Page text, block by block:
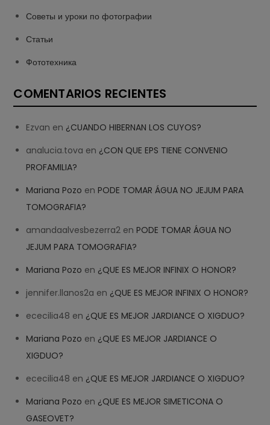
Советы и уроки по фотографии
Статьи
Фототехника
COMENTARIOS RECIENTES
Ezvan en ¿CUANDO HIBERNAN LOS CUYOS?
analucia.tova en ¿CON QUE EPS TIENE CONVENIO
PROFAMILIA?
Mariana Pozo enPODE TOMAR ÁGUA NO JEJUM PARA
TOMOGRAFIA?
amandaalvesbezerra2 enPODE TOMAR ÁGUA NO
JEJUM PARA TOMOGRAFIA?
Mariana Pozo en ¿QUE ES MEJOR INFINIX O HONOR?
jennifer.llanos2a en ¿QUE ES MEJOR INFINIX O HONOR?
ececilia48 en ¿QUE ES MEJOR JARDIANCE O XIGDUO?
Mariana Pozo en ¿QUE ES MEJOR JARDIANCE O
XIGDUO?
ececilia48 en ¿QUE ES MEJOR JARDIANCE O XIGDUO?
Mariana Pozo en ¿QUE ES MEJOR SIMETICONA O
GASEOVET?